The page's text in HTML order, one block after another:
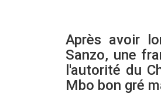
Après avoir
Sanzo, une
l'autorité du
Mbo bon gré